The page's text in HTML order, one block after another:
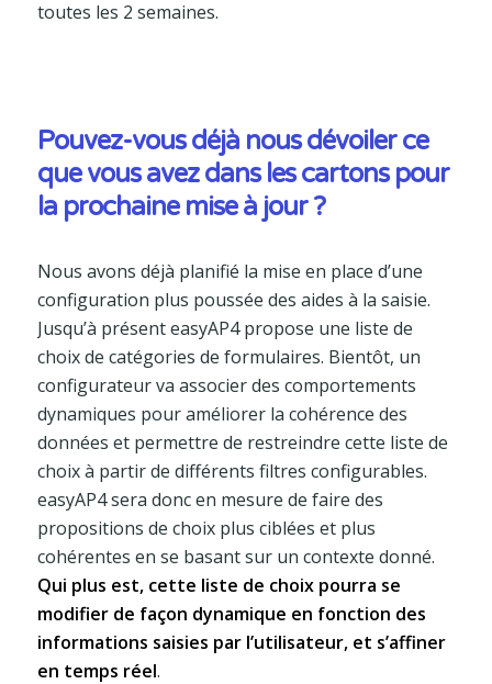
toutes les 2 semaines.
Pouvez-vous déjà nous dévoiler ce
que vous avez dans les cartons pour
la prochaine mise à jour ?
Nous avons déjà planifié la mise en place d’une
configuration plus poussée des aides à la saisie.
Jusqu’à présent easyAP4 propose une liste de
choix de catégories de formulaires. Bientôt, un
configurateur va associer des comportements
dynamiques pour améliorer la cohérence des
données et permettre de restreindre cette liste de
choix à partir de différents filtres configurables.
easyAP4 sera donc en mesure de faire des
propositions de choix plus ciblées et plus
cohérentes en se basant sur un contexte donné.
Qui plus est, cette liste de choix pourra se
modifier de façon dynamique en fonction des
informations saisies par l’utilisateur, et s’affiner
en temps réel.